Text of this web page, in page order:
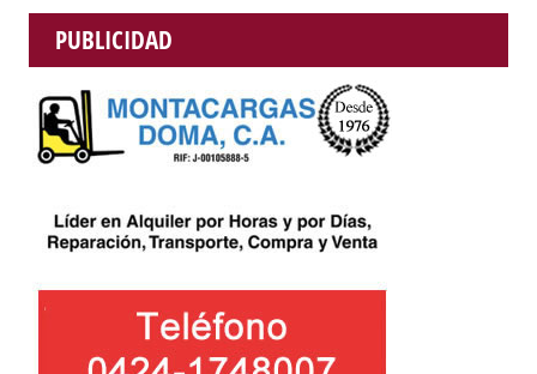
PUBLICIDAD